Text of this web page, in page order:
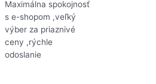
Maximálna spokojnosť
s e-shopom ,veľký
výber za priaznivé
ceny ,rýchle
odoslanie